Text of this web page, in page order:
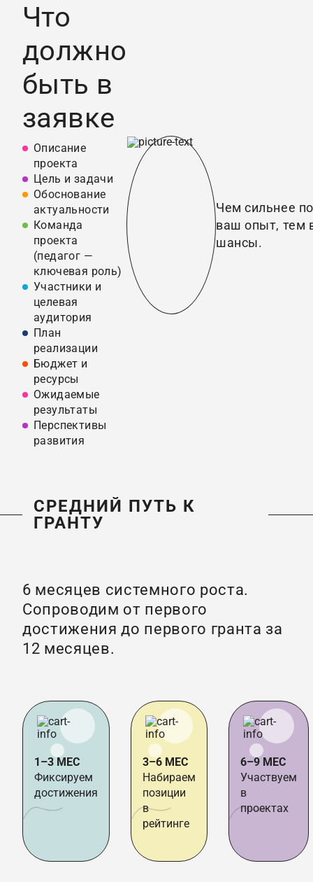
Что
должно
быть в
заявке
Описание
проекта
Цель и задачи
Обоснование
актуальности
Команда
проекта
(педагог —
ключевая роль)
Участники и
целевая
аудитория
План
реализации
Бюджет и
ресурсы
Ожидаемые
результаты
Перспективы
развития
Чем сильнее
ваш опыт, тем
шансы.
СРЕДНИЙ ПУТЬ К
ГРАНТУ
6 месяцев системного роста.
Сопроводим от первого
достижения до первого гранта за
12 месяцев.
1–3 МЕС
Фиксируем
достижения
3–6 МЕС
Набираем
позиции
в
рейтинге
6–9 МЕС
Участвуем
в
проектах